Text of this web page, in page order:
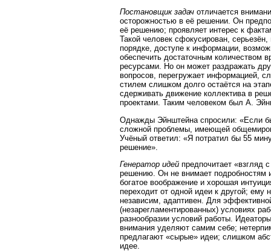
Постановщик задач отличается
осторожностью в её решении. Он
её решению; проявляет интерес к
Такой человек сфокусирован,
порядке, доступе к информации,
обеспечить достаточным количеством
ресурсами. Но он может раздражать
вопросов, перегружает информацией,
стилем слишком долго остаётся на
сдерживать движение коллектива в
проектами. Таким человеком был А.
Однажды Эйнштейна спросили: «Если
сложной проблемы, имеющей
Учёный ответил: «Я потратил бы 55
решение».
Генератор идей предпочитает «взгляд
решению. Он не внимает подробностям
богатое воображение и хорошая
переходит от одной идеи к другой; ему
независим, адаптивен. Для
(незарегламентированных) условиях
разнообразии условий работы.
внимания уделяют самим себе;
предлагают «сырые» идеи; слишком
идее.